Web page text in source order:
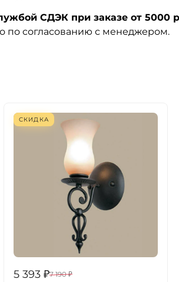
СДЭК при заказе от 5000
по согласованию с менеджером.
СКИДКА
5 393 ₽7 190 ₽